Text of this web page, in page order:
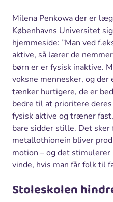
Milena Penkowa der er
Københavns Universitet
hjemmeside: ”Man ved
aktive, så lærer de
børn er er fysisk inaktive.
voksne mennesker, og
tænker hurtigere, de er
bedre til at prioritere
fysisk aktive og træner
bare sidder stille. Det
metallothionein bliver
motion – og det
vinde, hvis man får folk til
Stoleskolen